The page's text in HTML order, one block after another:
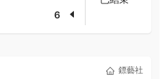
6
鏢藝社